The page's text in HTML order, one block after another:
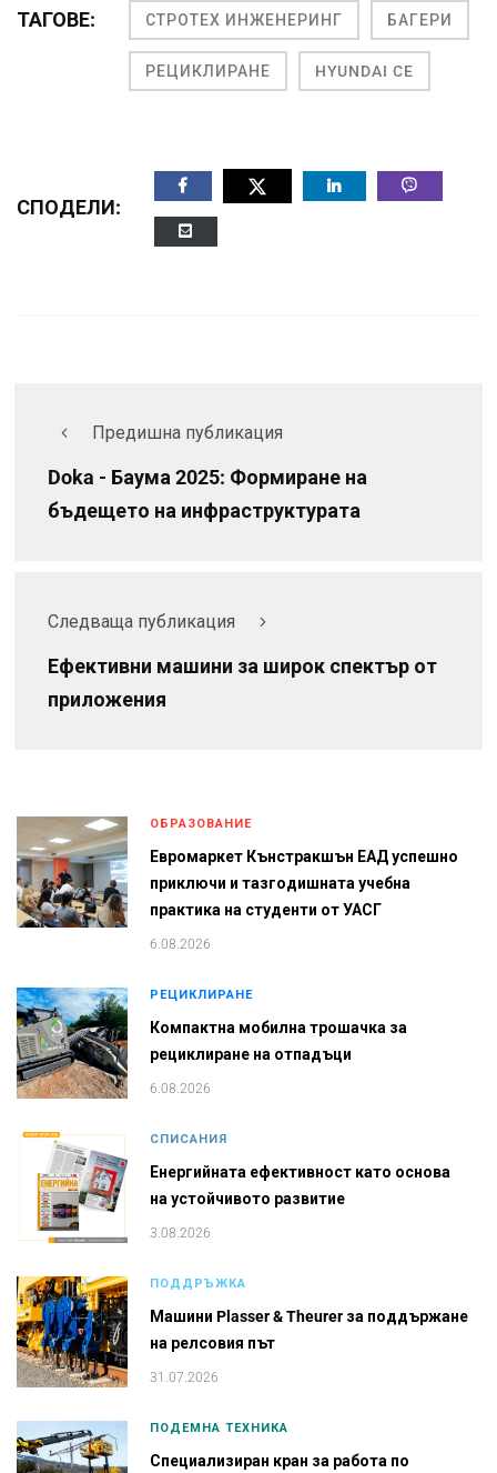
ТАГОВЕ: СТРОТЕХ ИНЖЕНЕРИНГ БАГЕРИ
РЕЦИКЛИРАНЕ HYUNDAI CE
СПОДЕЛИ:
Предишна публикация
Doka - Баума 2025: Формиране на
бъдещето на инфраструктурата
Следваща публикация
Ефективни машини за широк спектър от
приложения
ОБРАЗОВАНИЕ
Евромаркет Кънстракшън ЕАД успешно
приключи и тазгодишната учебна
практика на студенти от УАСГ
6.08.2026
РЕЦИКЛИРАНЕ
Компактна мобилна трошачка за
рециклиране на отпадъци
6.08.2026
СПИСАНИЯ
Енергийната ефективност като основа
на устойчивото развитие
3.08.2026
ПОДДРЪЖКА
Машини Plasser & Theurer за поддържане
на релсовия път
31.07.2026
ПОДЕМНА ТЕХНИКА
Специализиран кран за работа по